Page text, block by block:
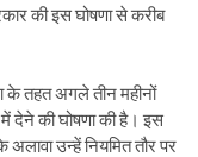
की इस घोषणा से करीब
के तहत अगले तीन महीनों
में देने की घोषणा की है। इस
उन्हें नियमित तौर पर